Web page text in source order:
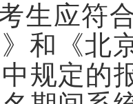
生应符
和《北
规定的